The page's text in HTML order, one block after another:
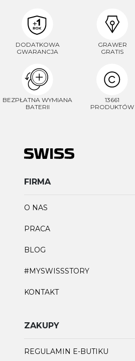
DODATKOWA
GWARANCJA
GRAWER
GRATIS
BEZPŁATNA WYMIANA
BATERII
13661
PRODUKTÓW
FIRMA
O NAS
PRACA
BLOG
#MYSWISSSTORY
KONTAKT
ZAKUPY
REGULAMIN E-BUTIKU